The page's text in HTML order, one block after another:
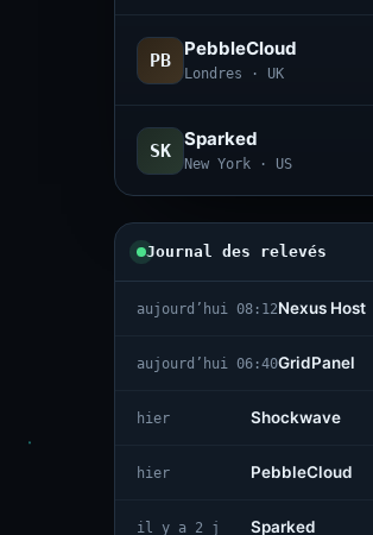
PB
PebbleCloud
Londres · UK
SK
Sparked
New York · US
Journal des relevés
aujourd’hui 08:12Nexus Host
aujourd’hui 06:40GridPanel
hier Shockwave
hier PebbleCloud
il y a 2 j Sparked